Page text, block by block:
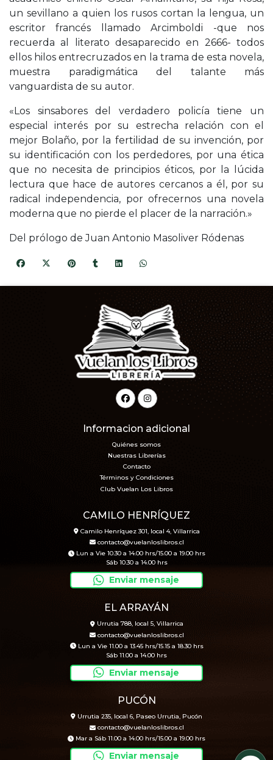
un sevillano a quien los rusos cortan la lengua, un
escritor francés llamado Arcimboldi -que nos
recuerda al literato desaparecido en 2666- todos
ellos hilos entrecruzados en la trama de esta novela,
muestra paradigmática del talante más
vanguardista de su autor.
«Los sinsabores del verdadero policía tiene un
especial interés por su estrecha relación con el
mejor Bolaño, por la fertilidad de su invención, por
su identificación con los perdedores, por una ética
que no necesita de principios éticos, por la lúcida
lectura que hace de autores cercanos a él, por su
radical independencia, por ofrecernos una novela
moderna que no pierde el placer de la narración.»
Del prólogo de Juan Antonio Masoliver Ródenas
Informacion adicional
Quiénes somos
Nuestras Librerías
Contacto
Términos y Condiciones
Club Vuelan Los Libros
CAMILO HENRÍQUEZ
Camilo Henríquez 301, local 4, Villarrica
contacto@vuelanloslibros.cl
Lun a Vie 10.30 a 14.00 hrs/15.00 a 19.00 hrs
Sáb 10.30 a 14.00 hrs
Enviar mensaje
EL ARRAYÁN
Urrutia 788, local 5, Villarrica
contacto@vuelanloslibros.cl
Lun a Vie 11.00 a 13.45 hrs/15.15 a 18.30 hrs
Sáb 11.00 a 14.00 hrs
Enviar mensaje
PUCÓN
Urrutia 235, local 6, Paseo Urrutia, Pucón
contacto@vuelanloslibros.cl
Mar a Sáb 11.00 a 14.00 hrs/15.00 a 19.00 hrs
Enviar mensaje